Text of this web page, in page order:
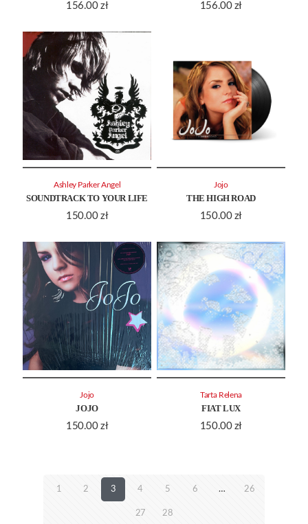
156.00 zł
156.00 zł
SOUNDTRACK TO YOUR LIFE
150.00 zł
Ashley Parker Angel
THE HIGH ROAD
150.00 zł
Jojo
JOJO
150.00 zł
Jojo
FIAT LUX
150.00 zł
Tarta Relena
1 2 3 4 5 6 … 26
27 28